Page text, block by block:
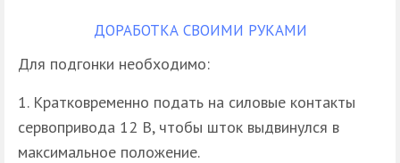
ДОРАБОТКА СВОИМИ РУКАМИ
Для подгонки необходимо:
Кратковременно подать на силовые контакты
сервопривода 12 В, чтобы шток выдвинулся в
максимальное положение.